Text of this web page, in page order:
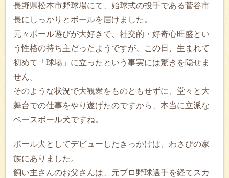
長野県松本市野球場にて、始球式の投手である菅谷市
長にしっかりとボールを届けました。
元々ボール遊びが大好きで、社交的・好奇心旺盛とい
う性格の持ち主だったようですが、この日、生まれて
初めて「球場」に立ったという事実には驚きを隠せま
せん。
そのような状況で大観衆をものともせずに、堂々と大
舞台での仕事をやり遂げたのですから、本当に立派な
ベースボール犬ですね。
ボール犬としてデビューしたきっかけは、わさびの家
族にありました。
飼い主さんのお父さんは、元プロ野球選手を経てスカ